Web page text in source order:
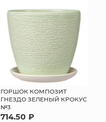
ГОРШОК КОМПОЗИТ
ГНЕЗДО ЗЕЛЕНЫЙ КРОКУС
№3
714.50 ₽